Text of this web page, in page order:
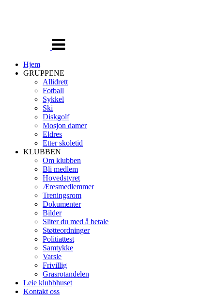
navigasjon
Hjem
GRUPPENE
Allidrett
Fotball
Sykkel
Ski
Diskgolf
Mosjon damer
Eldres
Etter skoletid
KLUBBEN
Om klubben
Bli medlem
Hovedstyret
Æresmedlemmer
Treningsrom
Dokumenter
Bilder
Sliter du med å betale
Støtteordninger
Politiattest
Samtykke
Varsle
Frivillig
Grasrotandelen
Leie klubbhuset
Kontakt oss